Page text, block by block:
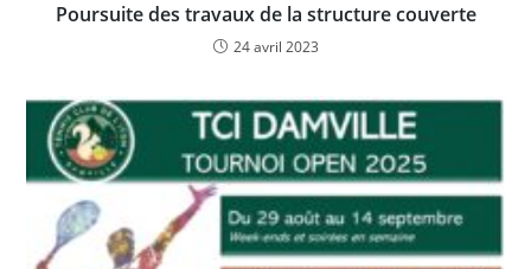
Poursuite des travaux de la structure couverte
24 avril 2023